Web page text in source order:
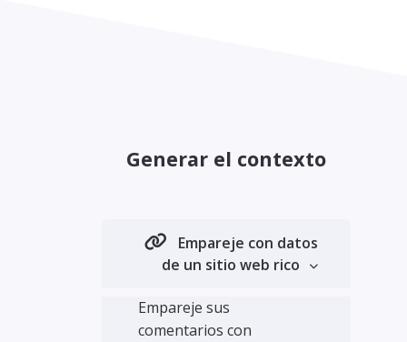
Generar el contexto
Empareje con datos
de un sitio web rico
Empareje sus
comentarios con